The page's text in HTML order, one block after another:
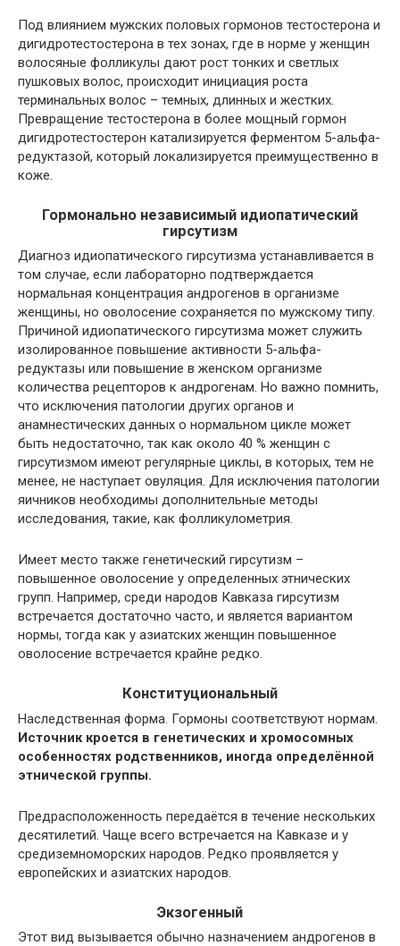
Под влиянием мужских половых гормонов тестостерона и
дигидротестостерона в тех зонах, где в норме у женщин
волосяные фолликулы дают рост тонких и светлых
пушковых волос, происходит инициация роста
терминальных волос – темных, длинных и жестких.
Превращение тестостерона в более мощный гормон
дигидротестостерон катализируется ферментом 5-альфа-
редуктазой, который локализируется преимущественно в
коже.
Гормонально независимый идиопатический
гирсутизм
Диагноз идиопатического гирсутизма устанавливается в
том случае, если лабораторно подтверждается
нормальная концентрация андрогенов в организме
женщины, но оволосение сохраняется по мужскому типу.
Причиной идиопатического гирсутизма может служить
изолированное повышение активности 5-альфа-
редуктазы или повышение в женском организме
количества рецепторов к андрогенам. Но важно помнить,
что исключения патологии других органов и
анамнестических данных о нормальном цикле может
быть недостаточно, так как около 40 % женщин с
гирсутизмом имеют регулярные циклы, в которых, тем не
менее, не наступает овуляция. Для исключения патологии
яичников необходимы дополнительные методы
исследования, такие, как фолликулометрия.
Имеет место также генетический гирсутизм –
повышенное оволосение у определенных этнических
групп. Например, среди народов Кавказа гирсутизм
встречается достаточно часто, и является вариантом
нормы, тогда как у азиатских женщин повышенное
оволосение встречается крайне редко.
Конституциональный
Наследственная форма. Гормоны соответствуют нормам.
Источник кроется в генетических и хромосомных
особенностях родственников, иногда определённой
этнической группы.
Предрасположенность передаётся в течение нескольких
десятилетий. Чаще всего встречается на Кавказе и у
средиземноморских народов. Редко проявляется у
европейских и азиатских народов.
Экзогенный
Этот вид вызывается обычно назначением андрогенов в